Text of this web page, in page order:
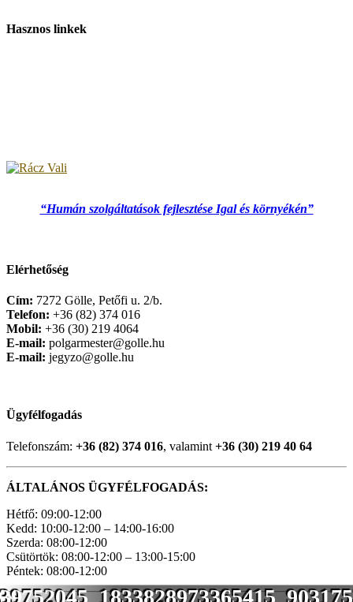
Hasznos linkek
“Humán szolgáltatások fejlesztése Igal és környékén”
Elérhetőség
Cím: 7272 Gölle, Petőfi u. 2/b.
Telefon: +36 (82) 374 016
Mobil: +36 (30) 219 4064
E-mail: polgarmester@golle.hu
E-mail: jegyzo@golle.hu
Ügyfélfogadás
Telefonszám: +36 (82) 374 016, valamint +36 (30) 219 40 64
ÁLTALÁNOS ÜGYFÉLFOGADÁS:
Hétfő: 09:00-12:00
Kedd: 10:00-12:00 – 14:00-16:00
Szerda: 08:00-12:00
Csütörtök: 08:00-12:00 – 13:00-15:00
Péntek: 08:00-12:00